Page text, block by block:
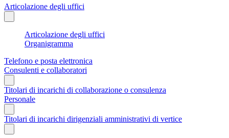
Articolazione degli uffici
Articolazione degli uffici
Organigramma
Telefono e posta elettronica
Consulenti e collaboratori
Titolari di incarichi di collaborazione o consulenza
Personale
Titolari di incarichi dirigenziali amministrativi di vertice